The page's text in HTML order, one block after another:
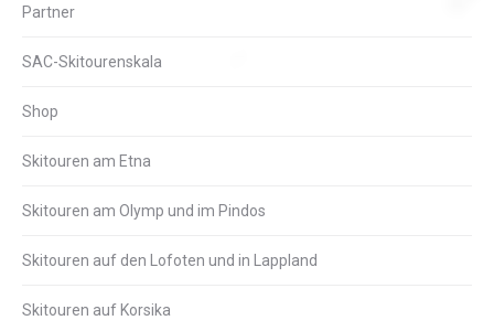
Partner
SAC-Skitourenskala
Shop
Skitouren am Etna
Skitouren am Olymp und im Pindos
Skitouren auf den Lofoten und in Lappland
Skitouren auf Korsika